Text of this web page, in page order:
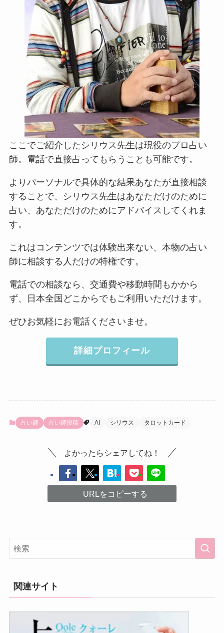
ここでご紹介したシリウス先生は現役のプロ占い
師。電話で直接占ってもらうことも可能です。
よりパーソナルで具体的な結果あなたが直接相談
することで、シリウス先生はあなただけのために
占い、あなただけのためにアドバイスしてくれま
す。
これはコンテンツでは体験出来ない、本物の占い
師に相談する人だけの特権です。
電話での相談なら、交通費や移動時間もかから
ず、日本全国どこからでもご利用いただけます。
ぜひお気軽にお電話くださいませ。
詳細プロフィール
占い師 占い師投稿 AI シリウス タロットカード
よかったらシェアしてね！
URLをコピーする
関連サイト